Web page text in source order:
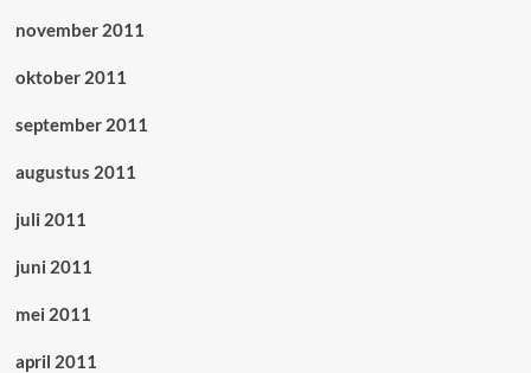
november 2011
oktober 2011
september 2011
augustus 2011
juli 2011
juni 2011
mei 2011
april 2011